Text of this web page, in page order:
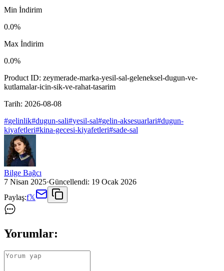
Min İndirim
0.0%
Max İndirim
0.0%
Product ID: zeymerade-marka-yesil-sal-geleneksel-dugun-ve-
kutlamalar-icin-sik-ve-rahat-tasarim
Tarih: 2026-08-08
#gelinlik#dugun-sali#yesil-sal#gelin-aksesuarlari#dugun-
kiyafetleri#kina-gecesi-kiyafetleri#sade-sal
Bilge Bağcı
7 Nisan 2025·Güncellendi: 19 Ocak 2026
Paylaş:f𝕏
Yorumlar: